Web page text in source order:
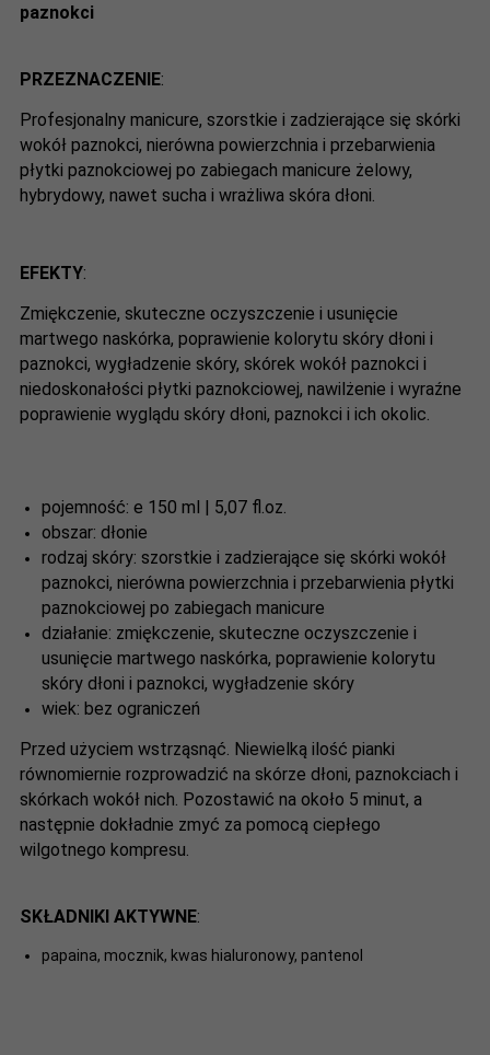
paznokci
PRZEZNACZENIE:
Profesjonalny manicure, szorstkie i zadzierające się skórki
wokół paznokci, nierówna powierzchnia i przebarwienia
płytki paznokciowej po zabiegach manicure żelowy,
hybrydowy, nawet sucha i wrażliwa skóra dłoni.
EFEKTY:
Zmiękczenie, skuteczne oczyszczenie i usunięcie
martwego naskórka, poprawienie kolorytu skóry dłoni i
paznokci, wygładzenie skóry, skórek wokół paznokci i
niedoskonałości płytki paznokciowej, nawilżenie i wyraźne
poprawienie wyglądu skóry dłoni, paznokci i ich okolic.
pojemność: e 150 ml | 5,07 fl.oz.
obszar: dłonie
rodzaj skóry: szorstkie i zadzierające się skórki wokół
paznokci, nierówna powierzchnia i przebarwienia płytki
paznokciowej po zabiegach manicure
działanie: zmiękczenie, skuteczne oczyszczenie i
usunięcie martwego naskórka, poprawienie kolorytu
skóry dłoni i paznokci, wygładzenie skóry
wiek: bez ograniczeń
Przed użyciem wstrząsnąć. Niewielką ilość pianki
równomiernie rozprowadzić na skórze dłoni, paznokciach i
skórkach wokół nich. Pozostawić na około 5 minut, a
następnie dokładnie zmyć za pomocą ciepłego
wilgotnego kompresu.
SKŁADNIKI AKTYWNE:
papaina, mocznik, kwas hialuronowy, pantenol